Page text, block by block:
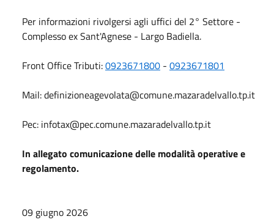
Per informazioni rivolgersi agli uffici del 2° Settore -
Complesso ex Sant'Agnese - Largo Badiella.
Front Office Tributi:0923671800 - 0923671801
Mail:definizioneagevolata@comune.mazaradelvallo.tp.it
Pec: infotax@pec.comune.mazaradelvallo.tp.it
In allegato comunicazione delle modalità operative e
regolamento.
09 giugno 2026